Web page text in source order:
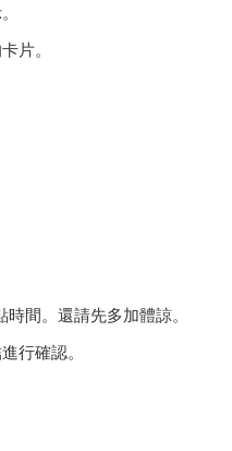
片。
間。還請先多加體諒。
行確認。